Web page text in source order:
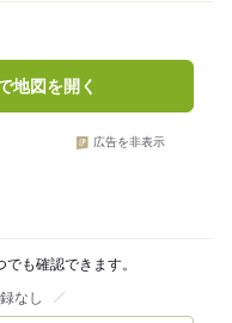
地図を開く
広告を非表示
も確認できます。
なし